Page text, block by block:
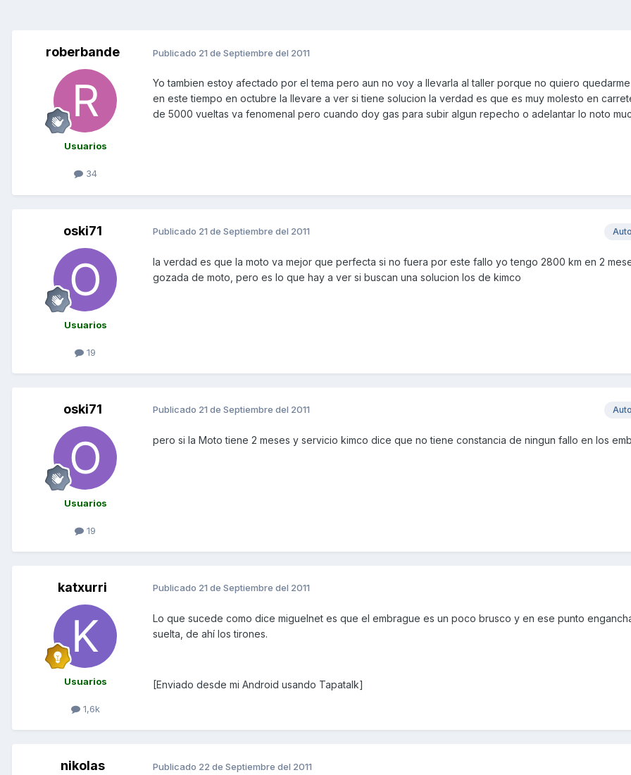
roberbande
Usuarios
34
Publicado 21 de Septiembre del 2011
Yo tambien estoy afectado por el tema pero aun no voy a llevarla al taller porque no quiero
en este tiempo en octubre la llevare a ver si tiene solucion la verdad es que es muy molesto en
de 5000 vueltas va fenomenal pero cuando doy gas para subir algun repecho o adelantar lo noto
oski71
Usuarios
19
Publicado 21 de Septiembre del 2011
la verdad es que la moto va mejor que perfecta si no fuera por este fallo yo tengo 2800 km en 2
gozada de moto, pero es lo que hay a ver si buscan una solucion los de kimco
oski71
Usuarios
19
Publicado 21 de Septiembre del 2011
pero si la Moto tiene 2 meses y servicio kimco dice que no tiene constancia de ningun fallo en los
katxurri
Usuarios
1,6k
Publicado 21 de Septiembre del 2011
Lo que sucede como dice miguelnet es que el embrague es un poco brusco y en ese punto
suelta, de ahí los tirones.
[Enviado desde mi Android usando Tapatalk]
nikolas Publicado 22 de Septiembre del 2011